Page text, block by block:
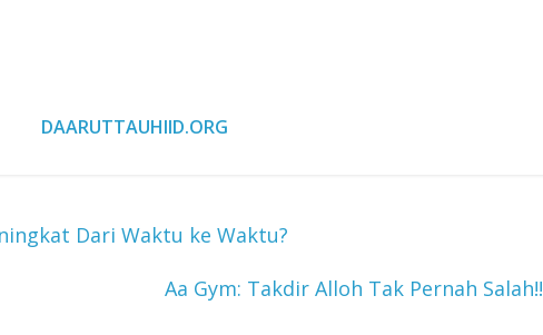
DAARUTTAUHIID.ORG
Dari Waktu ke Waktu?
Aa Gym: Takdir Alloh Tak Pernah Salah!!